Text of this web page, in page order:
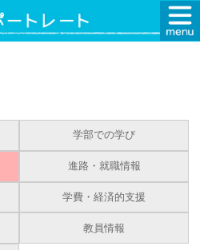
学部での学び
進路・就職情報
学費・経済的支援
教員情報